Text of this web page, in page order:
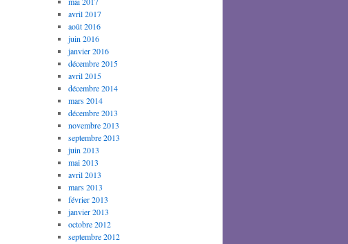
avril 2017
août 2016
juin 2016
janvier 2016
décembre 2015
avril 2015
décembre 2014
mars 2014
décembre 2013
novembre 2013
septembre 2013
juin 2013
mai 2013
avril 2013
mars 2013
février 2013
janvier 2013
octobre 2012
septembre 2012